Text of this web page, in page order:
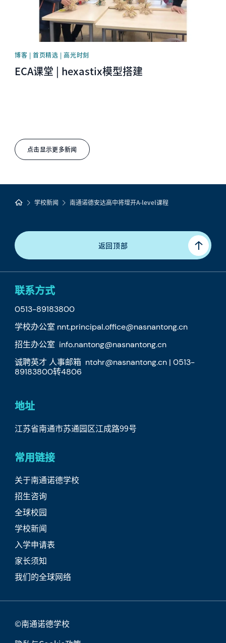
点击显示更多新闻
博客 | 首页精选 | 高光时刻
ECA课堂 | hexastix模型搭建
学校新闻 南通诺德安达高中将增开A-level课程
返回顶部
联系方式
0513-89183800
学校办公室 nnt.principal.office@nasnantong.cn
招生办公室 info.nantong@nasnantong.cn
诚聘英才 人事邮箱 ntohr@nasnantong.cn | 0513-
89183800转4806
地址
江苏省南通市苏通园区江成路99号
常用链接
关于南通诺德学校
招生咨询
全球校园
学校新闻
入学申请表
家长须知
我们的全球网络
©南通诺德学校